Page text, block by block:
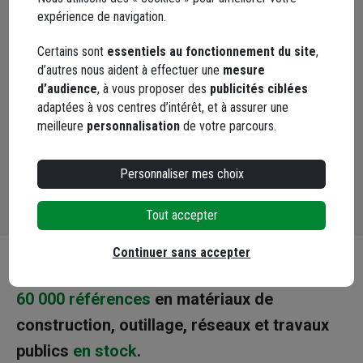
302,08 €
211,45 €
Choisir une agence pour vérifier le stock
Livraison disponible
42,59 €
dont0,85 €
Choisir une agence
Livraison disponible
dans toute la France.
60 000 références en matériaux de
construction, outillage, réseaux et travaux
publics en stock.
expérience de navigation.
Certains sont essentiels au fonctionnement du site,
d’autres nous aident à effectuer une mesure
d’audience, à vous proposer des publicités ciblées
adaptées à vos centres d’intérêt, et à assurer une
meilleure personnalisation de votre parcours.
Personnaliser mes choix
Tout accepter
Continuer sans accepter